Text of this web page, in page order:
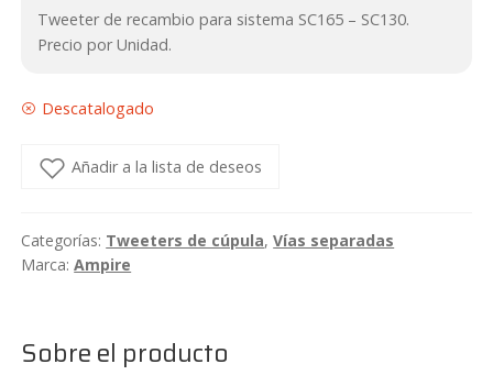
Tweeter de recambio para sistema SC165 – SC130.
Precio por Unidad.
Descatalogado
Añadir a la lista de deseos
Categorías: Tweeters de cúpula,Vías separadas
Marca:Ampire
Sobre el producto